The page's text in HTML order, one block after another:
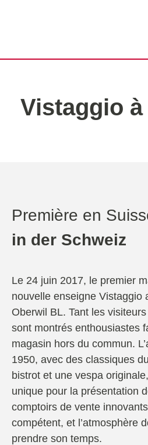
Vistaggio
Première en
in der Schweiz
Le 24 juin 2017, le premier
nouvelle enseigne Vistaggio
Oberwil BL. Tant les
sont montrés enthousiastes
magasin hors du commun.
1950, avec des classiques
bistrot et une vespa
unique pour la présentation
comptoirs de vente
compétent, et l’atmosphère
prendre son temps.